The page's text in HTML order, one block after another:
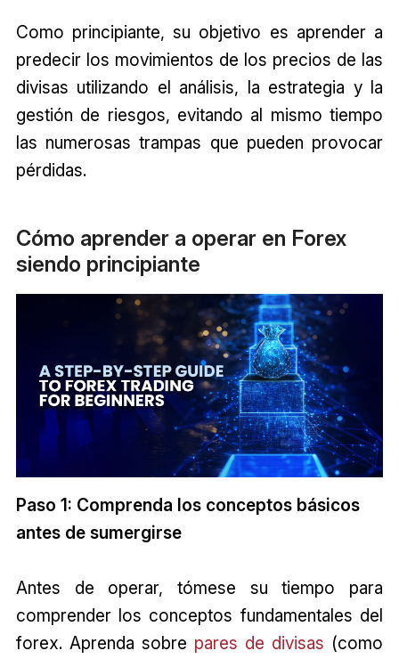
Como principiante, su objetivo es aprender a
predecir los movimientos de los precios de las
divisas utilizando el análisis, la estrategia y la
gestión de riesgos, evitando al mismo tiempo
las numerosas trampas que pueden provocar
pérdidas.
Cómo aprender a operar en Forex
siendo principiante
Paso 1: Comprenda los conceptos básicos
antes de sumergirse
Antes de operar, tómese su tiempo para
comprender los conceptos fundamentales del
forex. Aprenda sobre pares de divisas (como